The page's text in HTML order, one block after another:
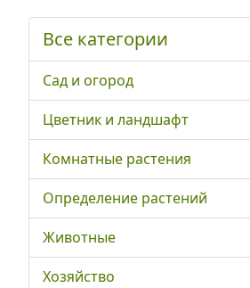
Все категории
Сад и огород
Цветник и ландшафт
Комнатные растения
Определение растений
Животные
Хозяйство